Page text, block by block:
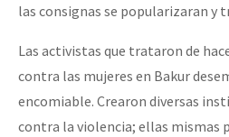
las consignas se popularizaran y
Las activistas que trataron de
contra las mujeres en Bakur
encomiable. Crearon diversas
contra la violencia; ellas mismas